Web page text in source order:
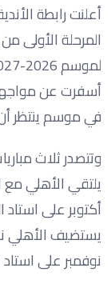
أعلنت رابطة
أسفرت عن
في موسم ينتظر
وتتصدر ثلاث
أكتوبر على استاد
نوفمبر على